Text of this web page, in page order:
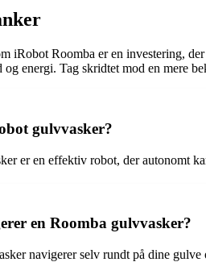
iRobot Roomba er en investering,
energi. Tag skridtet mod en mere
gulvvasker?
er en effektiv robot, der autonomt
en Roomba gulvvasker?
navigerer selv rundt på dine